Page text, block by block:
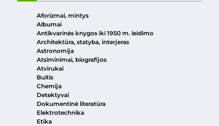
Aforizmai, mintys
Albumai
Antikvarinės knygos iki 1950 m. leidimo
Architektūra, statyba, interjeras
Astronomija
Atsiminimai, biografijos
Atvirukai
Buitis
Chemija
Detektyvai
Dokumentinė literatūra
Elektrotechnika
Etika